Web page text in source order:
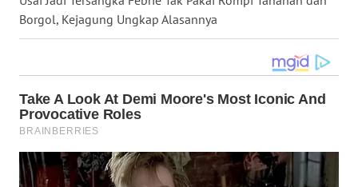
Borgol, Kejagung Ungkap Alasannya
WN
KALTIM
SULSEL